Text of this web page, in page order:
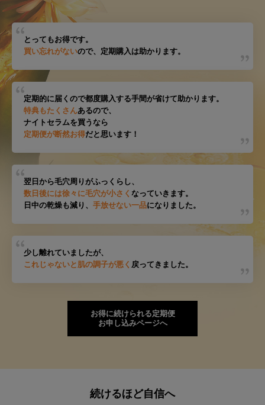
とってもお得です。
買い忘れがないので、定期購入は助かります。
定期的に届くので都度購入する手間が省けて助かります。
特典もたくさんあるので、
ナイトセラムを買うなら
定期便が断然お得だと思います！
翌日から毛穴周りがふっくらし、
数日後には徐々に毛穴が小さく なっていきます。
日中の乾燥も減り、 手放せない一品になりました。
少し離れていましたが、
これじゃないと肌の調子が悪く 戻ってきました。
お得に続けられる定期便
お申し込みページへ
続けるほど自信へ